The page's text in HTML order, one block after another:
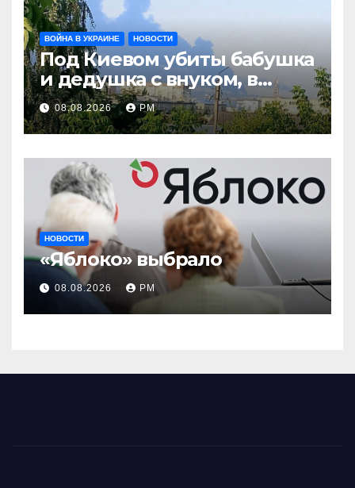
ВОЙНА В УКРАИНЕ НОВОСТИ
Под Киевом убиты бабушка
и дедушка с внуком, в
Поволжье и на Кубани
вновь горят НПЗ
08.08.2026 РМ
НОВОСТИ
«Яблоко» выбрало
08.08.2026 РМ